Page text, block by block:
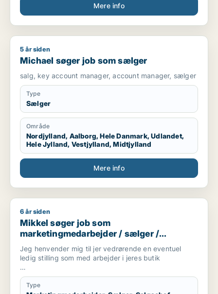
Mere info
Michael søger job som sælger
5 år siden
Michael søger job som sælger
salg, key account manager, account manager, sælger
Type
Sælger
Område
Nordjylland, Aalborg, Hele Danmark, Udlandet,
Hele Jylland, Vestjylland, Midtjylland
Mere info
Mikkel søger job som marketingmedarbejder / sælger /
6 år siden
Mikkel søger job som
marketingmedarbejder / sælger /
salgschef
Jeg henvender mig til jer vedrørende en eventuel
ledig stilling som med arbejder i jeres butik
Årsagen til, at jeg netop søger job hos jer, er, at jeg
meget gerne vil arbejde bare som fejedreng eller
Type